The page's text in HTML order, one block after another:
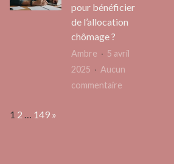
remplacer
pour bénéficier
de l’allocation
chômage ?
Ambre
5 avril
2025
Aucun
commentaire
Page:
1 2 … 149 Next
»